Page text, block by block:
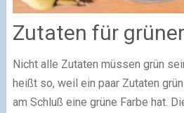
Zutaten für
Nicht alle Zutaten müssen grün
heißt so, weil ein paar Zutaten
am Schluß eine grüne Farbe hat.